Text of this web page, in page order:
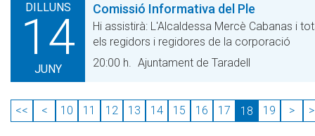
DILLUNS
14
JUNY
Comissió Informativa del Ple
Hi assistirà: L'Alcaldessa Mercè Cabanas i
els regidors i regidores de la corporació
20:00 h. Ajuntament de Taradell
<< < 10 11 12 13 14 15 16 17 18 19 >